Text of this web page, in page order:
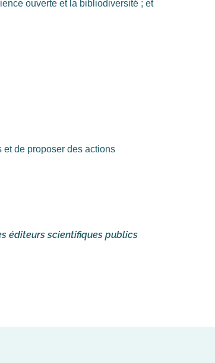
ouverte et la bibliodiversité ; et
de proposer des actions
éditeurs scientifiques publics